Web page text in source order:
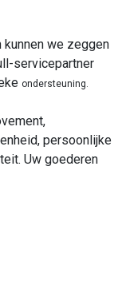
kunnen we zeggen
servicepartner
ondersteuning.
persoonlijke
Uw goederen